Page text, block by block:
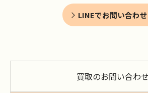
LINEでお問い合わせ
買取のお問い合わせ